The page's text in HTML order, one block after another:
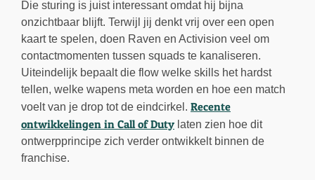
Die sturing is juist interessant omdat hij bijna
onzichtbaar blijft. Terwijl jij denkt vrij over een open
kaart te spelen, doen Raven en Activision veel om
contactmomenten tussen squads te kanaliseren.
Uiteindelijk bepaalt die flow welke skills het hardst
tellen, welke wapens meta worden en hoe een match
voelt van je drop tot de eindcirkel. Recente
ontwikkelingen in Call of Duty laten zien hoe dit
ontwerpprincipe zich verder ontwikkelt binnen de
franchise.